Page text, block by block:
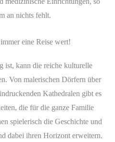
an nichts fehlt.
eine Reise wert!
ist, kann die reiche kulturelle
Von malerischen Dörfern über
Kathedralen gibt es
die für die ganze Familie
spielerisch die Geschichte und
dabei ihren Horizont erweitern.